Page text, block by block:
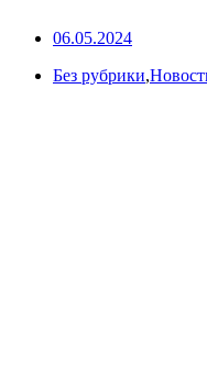
06.05.2024
Без рубрики,